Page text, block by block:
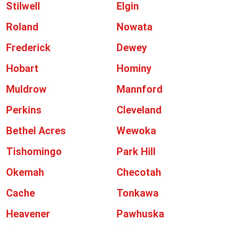
Stilwell
Elgin
Roland
Nowata
Frederick
Dewey
Hobart
Hominy
Muldrow
Mannford
Perkins
Cleveland
Bethel Acres
Wewoka
Tishomingo
Park Hill
Okemah
Checotah
Cache
Tonkawa
Heavener
Pawhuska